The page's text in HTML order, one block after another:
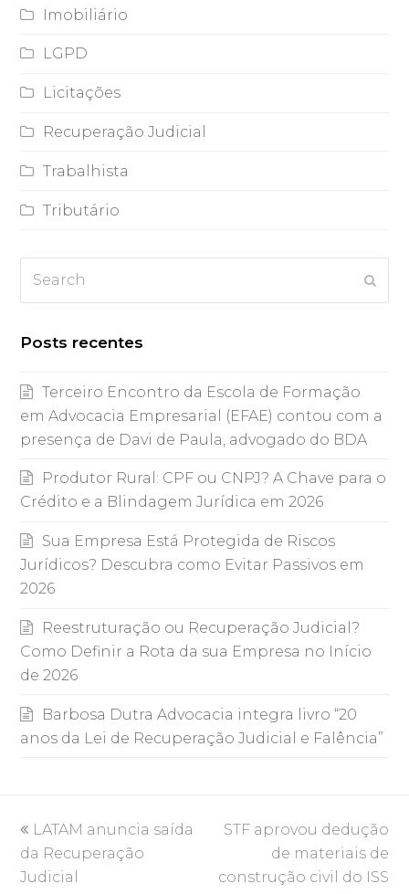
Imobiliário
LGPD
Licitações
Recuperação Judicial
Trabalhista
Tributário
Posts recentes
Terceiro Encontro da Escola de Formação
em Advocacia Empresarial (EFAE) contou com a
presença de Davi de Paula, advogado do BDA
Produtor Rural: CPF ou CNPJ? A Chave para o
Crédito e a Blindagem Jurídica em 2026
Sua Empresa Está Protegida de Riscos
Jurídicos? Descubra como Evitar Passivos em
2026
Reestruturação ou Recuperação Judicial?
Como Definir a Rota da sua Empresa no Início
de 2026
Barbosa Dutra Advocacia integra livro “20
anos da Lei de Recuperação Judicial e Falência”
previous
post:
LATAM anuncia saída
da Recuperação
Judicial
next
STF aprovou dedução
de materiais de
construção civil do ISS